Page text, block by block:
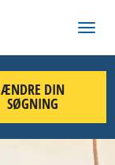
ÆNDRE DIN
SØGNING